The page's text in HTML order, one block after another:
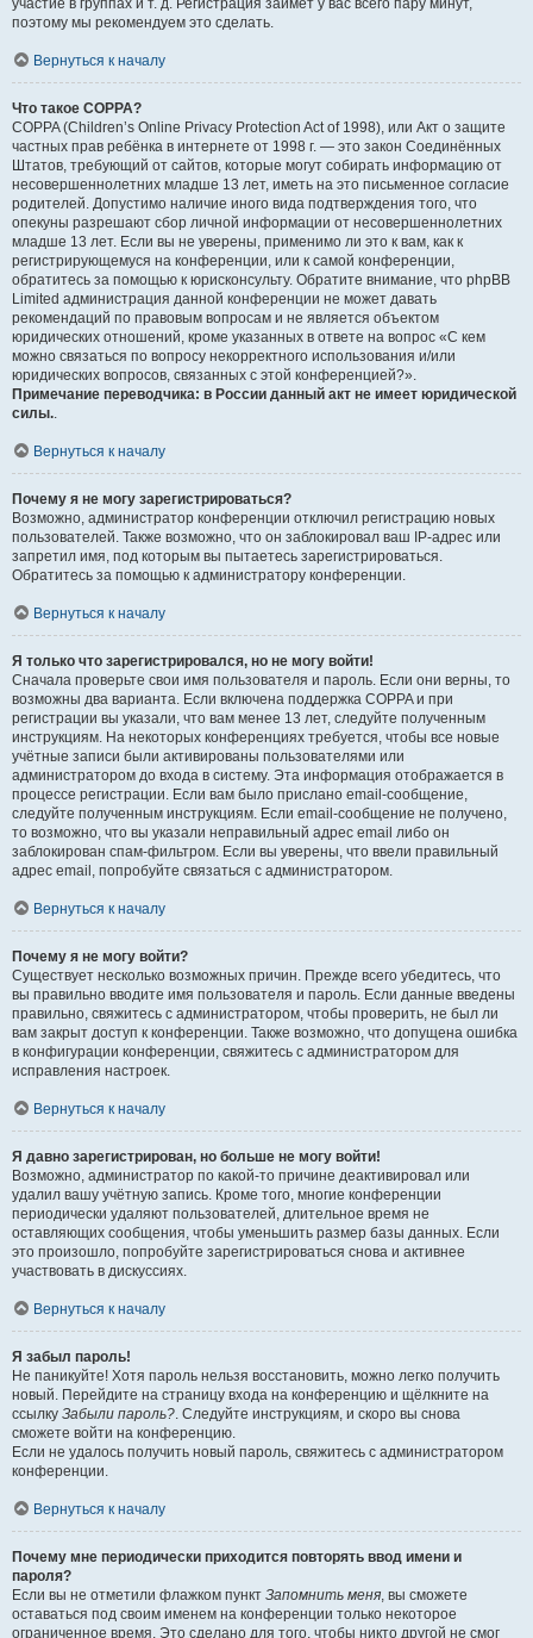
участие в группах и т. д. Регистрация займёт у вас всего пару минут,
поэтому мы рекомендуем это сделать.
Вернуться к началу
Что такое COPPA?
COPPA (Children’s Online Privacy Protection Act of 1998), или Акт о защите
частных прав ребёнка в интернете от 1998 г. — это закон Соединённых
Штатов, требующий от сайтов, которые могут собирать информацию от
несовершеннолетних младше 13 лет, иметь на это письменное согласие
родителей. Допустимо наличие иного вида подтверждения того, что
опекуны разрешают сбор личной информации от несовершеннолетних
младше 13 лет. Если вы не уверены, применимо ли это к вам, как к
регистрирующемуся на конференции, или к самой конференции,
обратитесь за помощью к юрисконсульту. Обратите внимание, что phpBB
Limited администрация данной конференции не может давать
рекомендаций по правовым вопросам и не является объектом
юридических отношений, кроме указанных в ответе на вопрос «С кем
можно связаться по вопросу некорректного использования и/или
юридических вопросов, связанных с этой конференцией?».
Примечание переводчика: в России данный акт не имеет юридической
силы..
Вернуться к началу
Почему я не могу зарегистрироваться?
Возможно, администратор конференции отключил регистрацию новых
пользователей. Также возможно, что он заблокировал ваш IP-адрес или
запретил имя, под которым вы пытаетесь зарегистрироваться.
Обратитесь за помощью к администратору конференции.
Вернуться к началу
Я только что зарегистрировался, но не могу войти!
Сначала проверьте свои имя пользователя и пароль. Если они верны, то
возможны два варианта. Если включена поддержка COPPA и при
регистрации вы указали, что вам менее 13 лет, следуйте полученным
инструкциям. На некоторых конференциях требуется, чтобы все новые
учётные записи были активированы пользователями или
администратором до входа в систему. Эта информация отображается в
процессе регистрации. Если вам было прислано email-сообщение,
следуйте полученным инструкциям. Если email-сообщение не получено,
то возможно, что вы указали неправильный адрес email либо он
заблокирован спам-фильтром. Если вы уверены, что ввели правильный
адрес email, попробуйте связаться с администратором.
Вернуться к началу
Почему я не могу войти?
Существует несколько возможных причин. Прежде всего убедитесь, что
вы правильно вводите имя пользователя и пароль. Если данные введены
правильно, свяжитесь с администратором, чтобы проверить, не был ли
вам закрыт доступ к конференции. Также возможно, что допущена ошибка
в конфигурации конференции, свяжитесь с администратором для
исправления настроек.
Вернуться к началу
Я давно зарегистрирован, но больше не могу войти!
Возможно, администратор по какой-то причине деактивировал или
удалил вашу учётную запись. Кроме того, многие конференции
периодически удаляют пользователей, длительное время не
оставляющих сообщения, чтобы уменьшить размер базы данных. Если
это произошло, попробуйте зарегистрироваться снова и активнее
участвовать в дискуссиях.
Вернуться к началу
Я забыл пароль!
Не паникуйте! Хотя пароль нельзя восстановить, можно легко получить
новый. Перейдите на страницу входа на конференцию и щёлкните на
ссылку Забыли пароль?. Следуйте инструкциям, и скоро вы снова
сможете войти на конференцию.
Если не удалось получить новый пароль, свяжитесь с администратором
конференции.
Вернуться к началу
Почему мне периодически приходится повторять ввод имени и
пароля?
Если вы не отметили флажком пункт Запомнить меня, вы сможете
оставаться под своим именем на конференции только некоторое
ограниченное время. Это сделано для того, чтобы никто другой не смог